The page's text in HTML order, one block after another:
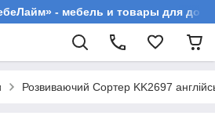
- мебель и товары для
Розвиваючий Сортер KK2697